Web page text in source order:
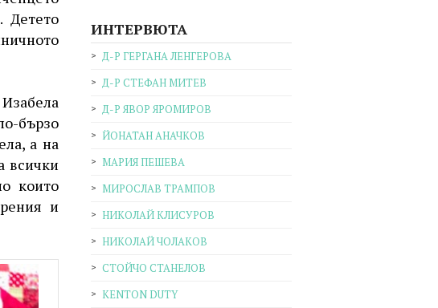
Детето
бързо
а на
всички
които
и
ИНТЕРВЮТА
Д-Р ГЕРГАНА ЛЕНГЕРОВА
Д-Р СТЕФАН МИТЕВ
Д-Р ЯВОР ЯРОМИРОВ
ЙОНАТАН АНАЧКОВ
МАРИЯ ПЕШЕВА
МИРОСЛАВ ТРАМПОВ
НИКОЛАЙ КЛИСУРОВ
НИКОЛАЙ ЧОЛАКОВ
СТОЙЧО СТАНЕЛОВ
KENTON DUTY